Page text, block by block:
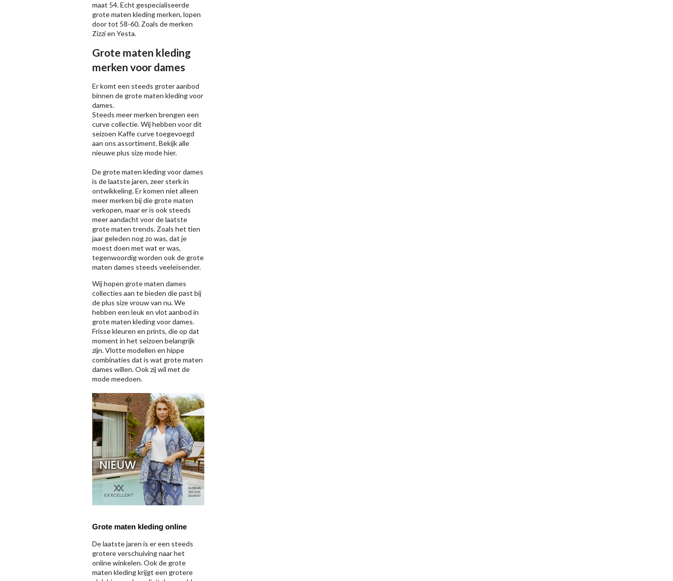
maat 54. Echt gespecialiseerde
grote maten kleding merken, lopen
door tot 58-60. Zoals de merken
Zizzien Yesta.
Grote maten kleding
merken voor dames
Er komt een steeds groter aanbod
binnen de grote maten kleding voor
dames.
Steeds meer merken brengen een
curve collectie. Wij hebben voor dit
seizoen Kaffecurve toegevoegd
aan ons assortiment. Bekijk alle
nieuweplus size modehier.
De grote maten kleding voor dames
is de laatste jaren, zeer sterk in
ontwikkeling. Er komen niet alleen
meer merken bij die grote maten
verkopen, maar er is ook steeds
meer aandacht voor de laatste
grote maten trends. Zoals het tien
jaar geleden nog zo was, dat je
moest doen met wat er was,
tegenwoordig worden ook de grote
maten dames steeds veeleisender.
Wij hopen grote maten dames
collecties aan te bieden die past bij
de plus size vrouw van nu. We
hebben een leuk en vlot aanbod in
grote maten kleding voor dames.
Frisse kleuren en prints, die op dat
moment in het seizoen belangrijk
zijn. Vlotte modellen en hippe
combinaties dat is wat grote maten
dames willen. Ook zij wil met de
mode meedoen.
Grote maten kleding online
De laatste jaren is er een steeds
grotere verschuiving naar het
online winkelen. Ook de grote
maten kleding krijgt een grotere